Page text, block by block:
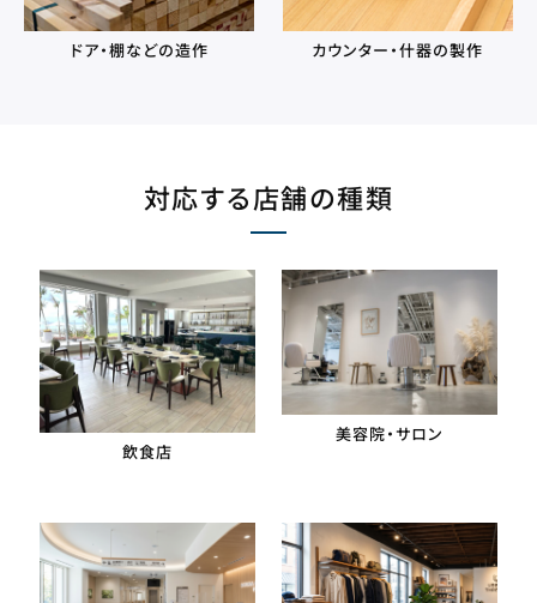
ドア・棚などの造作 カウンター・什器の製作
対応する店舗の種類
飲食店
美容院・サロン